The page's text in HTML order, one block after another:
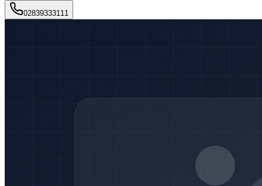
02839333111